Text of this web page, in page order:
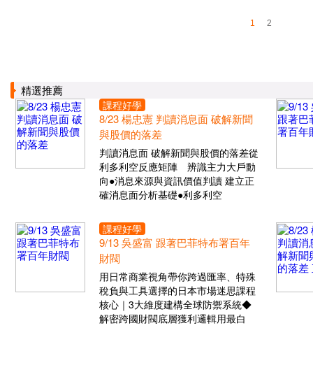
1 2
精選推薦
課程好學
8/23 楊忠憲 判讀消息面 破解新聞
與股價的落差
判讀消息面 破解新聞與股價的落差從
利多利空反應矩陣 辨識主力大戶動
向●消息來源與資訊價值判讀 建立正
確消息面分析基礎●利多利空
課程好學
9/13 吳盛富 跟著巴菲特布署百年
財閥
用日常商業視角帶你跨過匯率、特殊
稅負與工具選擇的日本市場迷思課程
核心｜3大維度建構全球防禦系統◆
解密跨國財閥底層獲利邏輯用最白